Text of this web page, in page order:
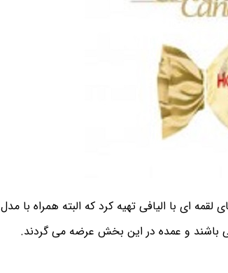
ای با الیافی تهیه کرد که البته همراه با مدل
باشند و عمده در این بخش عرضه می گردند.